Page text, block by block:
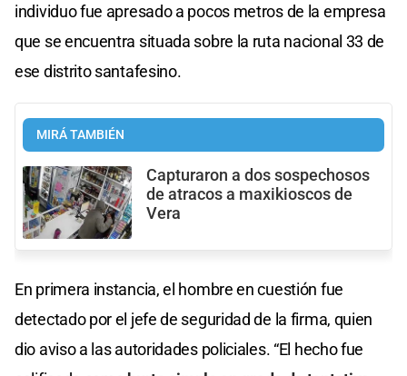
individuo fue apresado a pocos metros de la empresa
que se encuentra situada sobre la ruta nacional 33 de
ese distrito santafesino.
MIRÁ TAMBIÉN
Capturaron a dos sospechosos
de atracos a maxikioscos de
Vera
En primera instancia, el hombre en cuestión fue
detectado por el jefe de seguridad de la firma, quien
dio aviso a las autoridades policiales. “El hecho fue